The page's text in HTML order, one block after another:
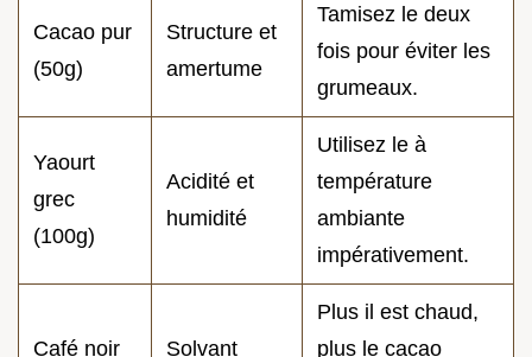
Cacao pur
(50g)
Structure et
amertume
Tamisez le deux
fois pour éviter les
grumeaux.
Yaourt
grec
(100g)
Acidité et
humidité
Utilisez le à
température
ambiante
impérativement.
Café noir
Solvant
Plus il est chaud,
plus le cacao